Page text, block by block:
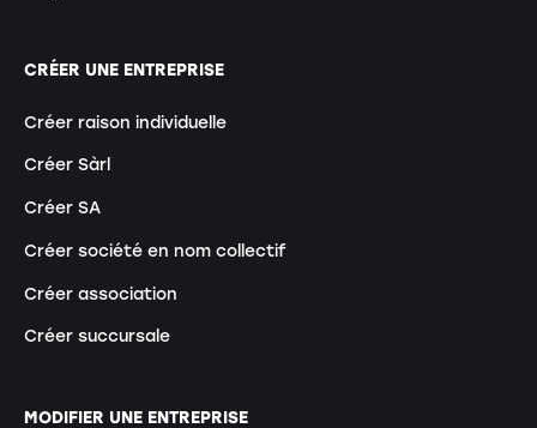
CRÉER UNE ENTREPRISE
Créer raison individuelle
Créer Sàrl
Créer SA
Créer société en nom collectif
Créer association
Créer succursale
MODIFIER UNE ENTREPRISE